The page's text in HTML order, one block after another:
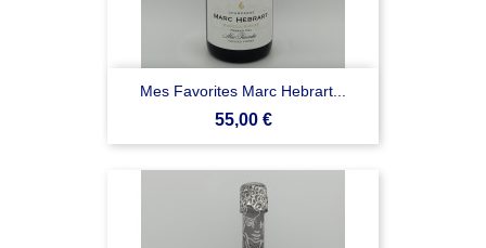
Mes Favorites Marc Hebrart...
Prezzo
55,00 €